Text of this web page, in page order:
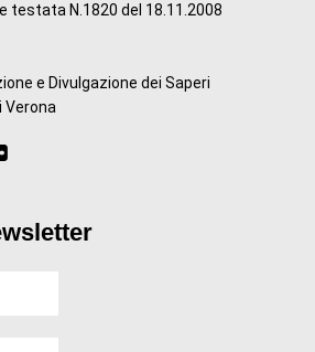
testata N.1820 del 18.11.2008
e Divulgazione dei Saperi
Verona